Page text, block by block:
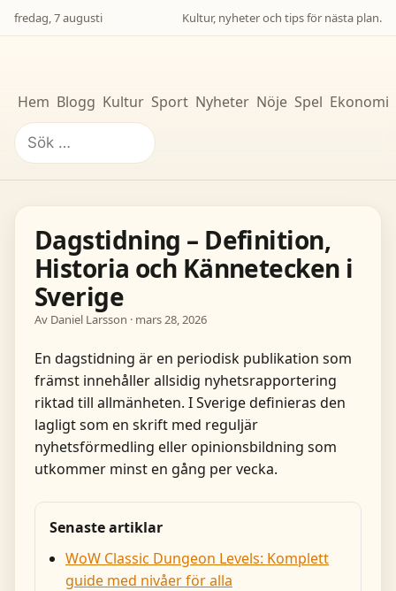
fredag, 7 augusti Kultur, nyheter och tips för nästa plan.
Hem Blogg Kultur Sport Nyheter Nöje Spel Ekonomi
Sök
efter:
Dagstidning – Definition,
Historia och Kännetecken i
Sverige
Av Daniel Larsson · mars 28, 2026
En dagstidning är en periodisk publikation som
främst innehåller allsidig nyhetsrapportering
riktad till allmänheten. I Sverige definieras den
lagligt som en skrift med reguljär
nyhetsförmedling eller opinionsbildning som
utkommer minst en gång per vecka.
Senaste artiklar
WoW Classic Dungeon Levels: Komplett
guide med nivåer för alla